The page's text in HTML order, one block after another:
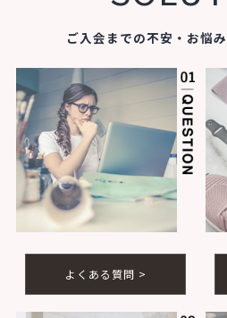
ご入会までの不安・お悩
よくある質問 >